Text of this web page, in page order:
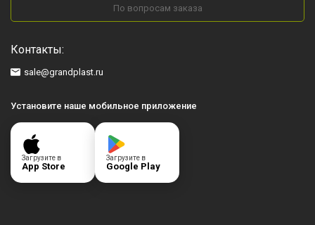
По вопросам заказа
Контакты:
sale@grandplast.ru
Установите наше мобильное приложение
Загрузите в
App Store
Загрузите в
Google Play